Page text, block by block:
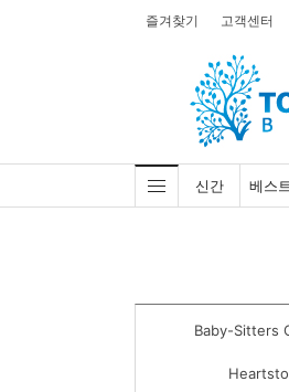
즐겨찾기 고객센터
신간 베스트
Baby-Sitters